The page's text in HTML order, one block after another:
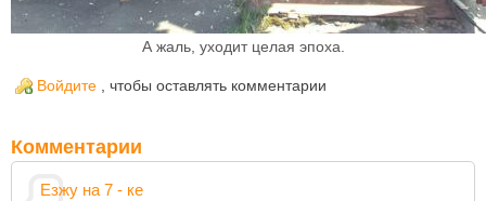
А жаль, уходит целая эпоха.
Войдите , чтобы оставлять комментарии
Комментарии
Езжу на 7 - ке